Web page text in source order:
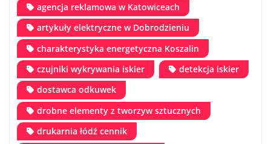
agencja reklamowa w Katowiceach
artykuły elektryczne w Dobrodzieniu
charakterystyka energetyczna Koszalin
czujniki wykrywania iskier
detekcja iskier
dostawca odkuwek
drobne elementy z tworzyw sztucznych
drukarnia łódź cennik